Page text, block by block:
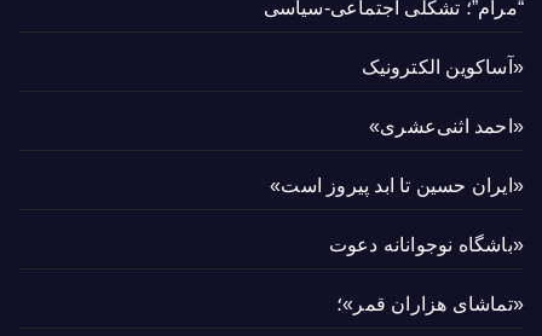
“مرام”؛ تشکلی اجتماعی-سیاسی
«آساکوین الکترونیک
«احمد اثنی‌عشری»
«ایران حسین تا ابد پیروز است»
«باشگاه نوجوانانه دعوت
«تماشای هزاران قمر»؛